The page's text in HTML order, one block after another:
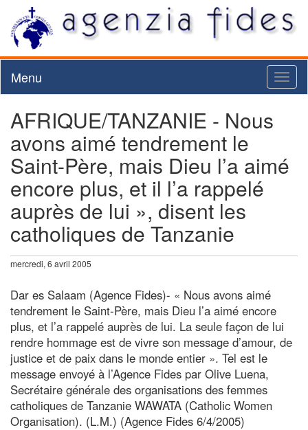
Menu
AFRIQUE/TANZANIE - Nous
avons aimé tendrement le
Saint-Père, mais Dieu l’a aimé
encore plus, et il l’a rappelé
auprès de lui », disent les
catholiques de Tanzanie
mercredi, 6 avril 2005
Dar es Salaam (Agence Fides)- « Nous avons aimé
tendrement le Saint-Père, mais Dieu l’a aimé encore
plus, et l’a rappelé auprès de lui. La seule façon de lui
rendre hommage est de vivre son message d’amour, de
justice et de paix dans le monde entier ». Tel est le
message envoyé à l’Agence Fides par Olive Luena,
Secrétaire générale des organisations des femmes
catholiques de Tanzanie WAWATA (Catholic Women
Organisation). (L.M.) (Agence Fides 6/4/2005)